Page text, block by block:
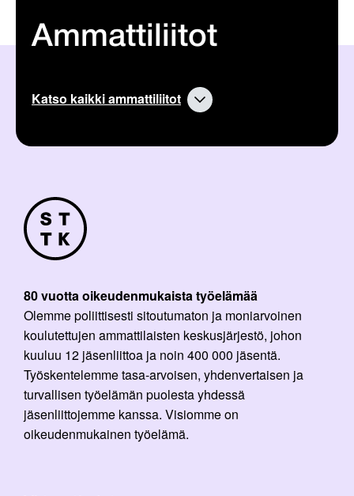
Ammattiliitot
Katso kaikki ammattiliitot
80 vuotta oikeudenmukaista työelämää
Olemme poliittisesti sitoutumaton ja moniarvoinen
koulutettujen ammattilaisten keskusjärjestö, johon
kuuluu 12 jäsenliittoa ja noin 400 000 jäsentä.
Työskentelemme tasa-arvoisen, yhdenvertaisen ja
turvallisen työelämän puolesta yhdessä
jäsenliittojemme kanssa. Visiomme on
oikeudenmukainen työelämä.